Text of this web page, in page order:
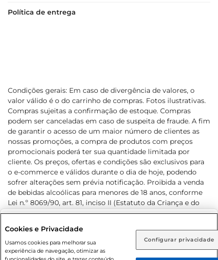
Rio de Janeiro (RJ) Goiás (GO)
Ou
Política de entrega
Condições gerais: Em caso de divergência de valores, o
valor válido é o do carrinho de compras. Fotos ilustrativas.
Compras sujeitas a confirmação de estoque. Compras
podem ser canceladas em caso de suspeita de fraude. A fim
de garantir o acesso de um maior número de clientes as
nossas promoções, a compra de produtos com preços
promocionais poderá ter sua quantidade limitada por
cliente. Os preços, ofertas e condições são exclusivos para
o e-commerce e válidos durante o dia de hoje, podendo
sofrer alterações sem prévia notificação. Proibida a venda
de bebidas alcoólicas para menores de 18 anos, conforme
Lei n.º 8069/90, art. 81, inciso II (Estatuto da Criança e do
Adolescente). Preços e condições exclusivos para o
prévio. O valor mínimo para as compras on-line é de R$
80,00.
Cookies e Privacidade
Usamos cookies para melhorar sua
experiência de navegação, otimizar as
Configurar privacidade